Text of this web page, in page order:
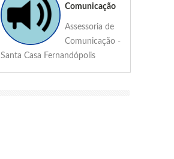
Comunicação
Assessoria de
Comunicação -
Santa Casa Fernandópolis